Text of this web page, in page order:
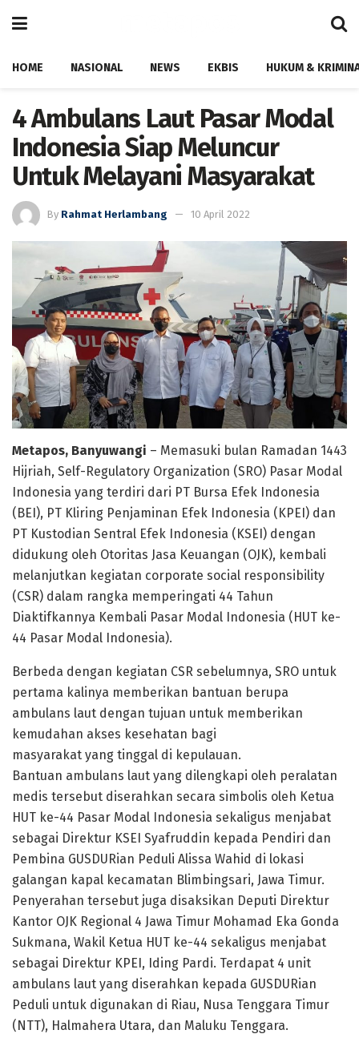
HOME NASIONAL NEWS EKBIS HUKUM &
4 Ambulans Laut Pasar Modal
Indonesia Siap Meluncur
Untuk Melayani Masyarakat
By Rahmat Herlambang 10 April 2022
Metapos, Banyuwangi – Memasuki bulan Ramadan 1443
Hijriah, Self-Regulatory Organization (SRO) Pasar Modal
Indonesia yang terdiri dari PT Bursa Efek Indonesia
(BEI), PT Kliring Penjaminan Efek Indonesia (KPEI) dan
PT Kustodian Sentral Efek Indonesia (KSEI) dengan
didukung oleh Otoritas Jasa Keuangan (OJK), kembali
melanjutkan kegiatan corporate social responsibility
(CSR) dalam rangka memperingati 44 Tahun
Diaktifkannya Kembali Pasar Modal Indonesia (HUT ke-
44 Pasar Modal Indonesia).
Berbeda dengan kegiatan CSR sebelumnya, SRO untuk
pertama kalinya memberikan bantuan berupa
ambulans laut dengan tujuan untuk memberikan
kemudahan akses kesehatan bagi
masyarakat yang tinggal di kepulauan.
Bantuan ambulans laut yang dilengkapi oleh peralatan
medis tersebut diserahkan secara simbolis oleh Ketua
HUT ke-44 Pasar Modal Indonesia sekaligus menjabat
sebagai Direktur KSEI Syafruddin kepada Pendiri dan
Pembina GUSDURian Peduli Alissa Wahid di lokasi
galangan kapal kecamatan Blimbingsari, Jawa Timur.
Penyerahan tersebut juga disaksikan Deputi Direktur
Kantor OJK Regional 4 Jawa Timur Mohamad Eka Gonda
Sukmana, Wakil Ketua HUT ke-44 sekaligus menjabat
sebagai Direktur KPEI, Iding Pardi. Terdapat 4 unit
ambulans laut yang diserahkan kepada GUSDURian
Peduli untuk digunakan di Riau, Nusa Tenggara Timur
(NTT), Halmahera Utara, dan Maluku Tenggara.